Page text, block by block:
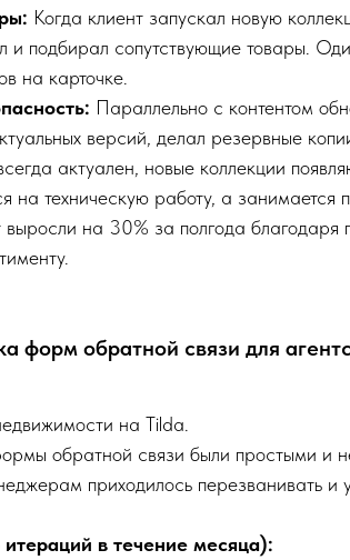
Когда клиент запускал новую
и подбирал сопутствующие товары.
на карточке.
Параллельно с контентом
версий, делал резервные
актуален, новые коллекции
на техническую работу, а занимается
на 30% за полгода благодаря
форм обратной связи для
на Tilda.
обратной связи были простыми и
приходилось перезванивать и
в течение месяца):